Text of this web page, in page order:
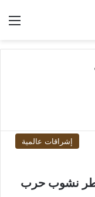
إشراقات عالمية
نشوب حرب